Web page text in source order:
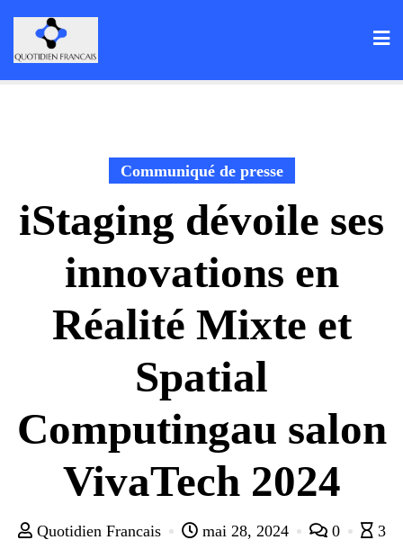
Skip
Communiqué de presse
iStaging dévoile ses
innovations en
Réalité Mixte et
Spatial
Computingau salon
VivaTech 2024
Quotidien Francais mai 28, 2024 0
3